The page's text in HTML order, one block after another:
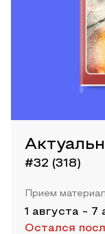
#32 (318)
Прием
1 августа - 7
Остался